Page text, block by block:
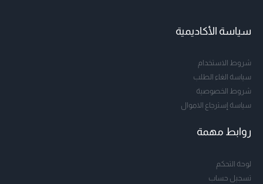
سياسة الأكاديمية
شروط الاستخدام
سياسة الغاء الطلب
شروط الخصوصية
سياسة إسترجاع الاموال
روابط مهمة
لوحة التحكم
تسجيل حساب